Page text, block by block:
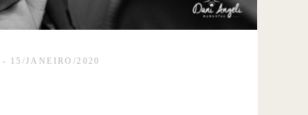
15/JANEIRO/2020